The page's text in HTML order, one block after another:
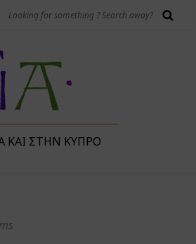
ΣΤΗΝ ΚΎΠΡΟ